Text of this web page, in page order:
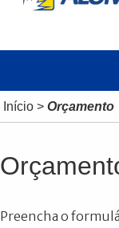
Início> Orçamento
Preencha o